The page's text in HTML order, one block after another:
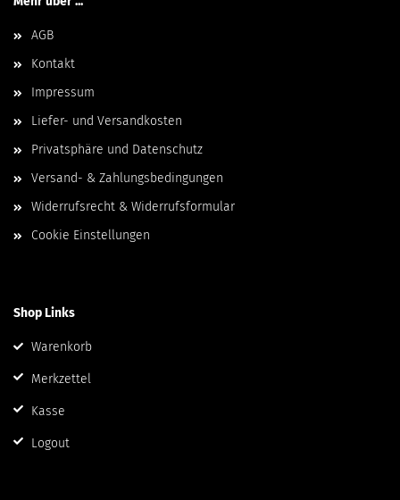
AGB
Kontakt
Impressum
Liefer- und Versandkosten
Privatsphäre und Datenschutz
Versand- & Zahlungsbedingungen
Widerrufsrecht & Widerrufsformular
Cookie Einstellungen
Shop Links
Warenkorb
Merkzettel
Kasse
Logout